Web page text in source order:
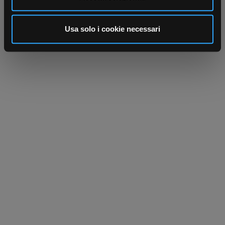
analizzare il nostro traffico. Condividiamo inoltre
informazioni sul modo in cui utilizza il nostro sito con i
nostri partner che si occupano di analisi dei dati web,
pubblicità e social media, i quali potrebbero combinarle
Usa solo i cookie necessari